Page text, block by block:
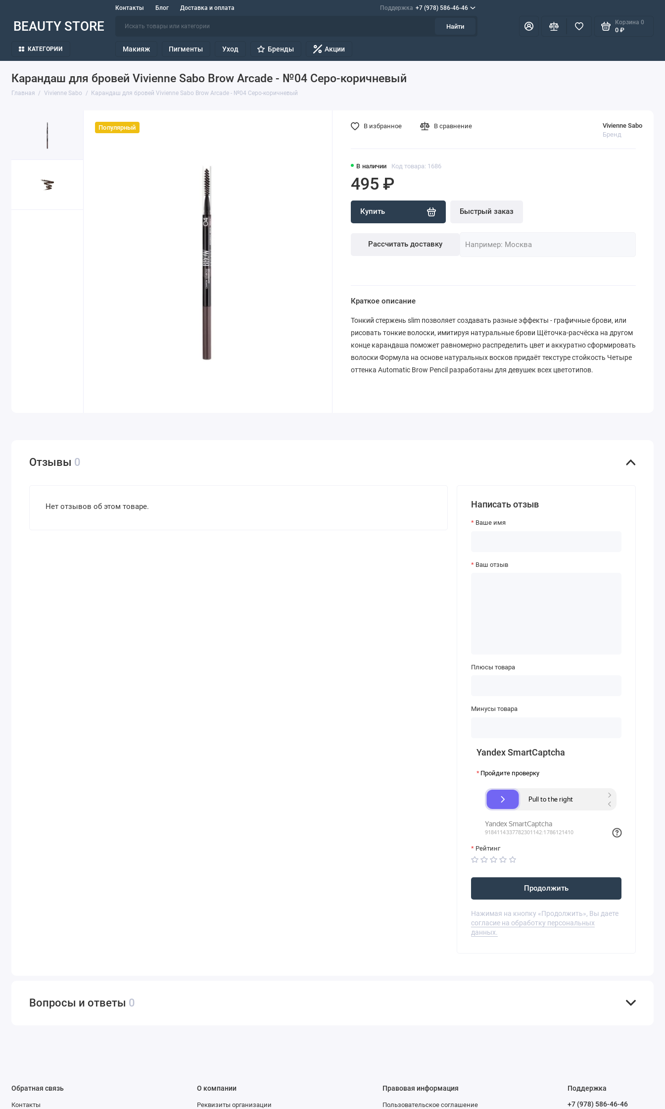
Контакты Блог Доставка и оплата Поддержка +7 (978) 586-46-46
BEAUTY STORE Найти
Корзина 0
0 ₽
КАТЕГОРИИ Макияж Пигменты Уход Бренды Акции
Карандаш для бровей Vivienne Sabo Brow Arcade - №04 Серо-коричневый
Главная Vivienne Sabo Карандаш для бровей Vivienne Sabo Brow Arcade - №04 Серо-коричневый
Популярный
В наличии Код товара: 1686
Vivienne Sabo
Бренд
495 ₽
Купить Быстрый заказ
Рассчитать доставку
В избранное В сравнение
Краткое описание
Тонкий стержень slim позволяет создавать разные эффекты - графичные брови, или
рисовать тонкие волоски, имитируя натуральные брови Щёточка-расчёска на другом
конце карандаша поможет равномерно распределить цвет и аккуратно сформировать
волоски Формула на основе натуральных восков придаёт текстуре стойкость Четыре
оттенка Automatic Brow Pencil разработаны для девушек всех цветотипов.
Отзывы 0
Нет отзывов об этом товаре. Написать отзыв
Ваше имя
Ваш отзыв
Плюсы товара
Минусы товара
Yandex SmartCaptcha
Пройдите проверку
Рейтинг
Продолжить
Нажимая на кнопку «Продолжить», Вы даете
согласие на обработку персональных
данных.
Вопросы и ответы 0
Обратная связь
Контакты
О компании
Реквизиты организации
Правовая информация
Пользовательское соглашение
Поддержка
+7 (978) 586-46-46